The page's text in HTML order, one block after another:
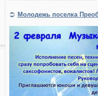
Молодежь поселка